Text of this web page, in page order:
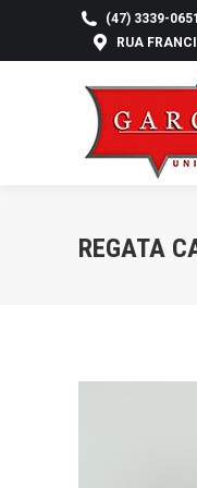
(47) 3339-0651
RUA
REGATA